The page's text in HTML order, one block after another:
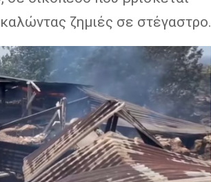
ζημιές σε στέγαστρο.